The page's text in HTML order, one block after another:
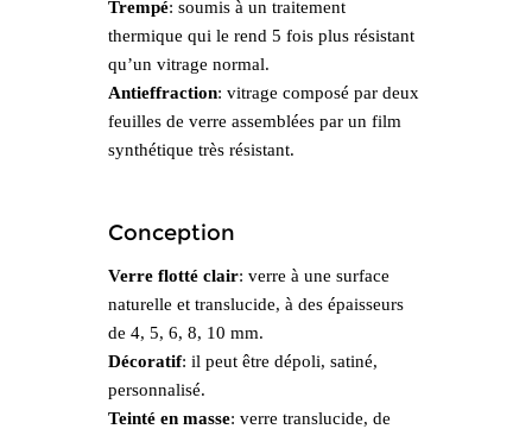
Trempé: soumis à un traitement
thermique qui le rend 5 fois plus résistant
qu’un vitrage normal.
Antieffraction: vitrage composé par deux
feuilles de verre assemblées par un film
synthétique très résistant.
Conception
Verre flotté clair: verre à une surface
naturelle et translucide, à des épaisseurs
de 4, 5, 6, 8, 10 mm.
Décoratif: il peut être dépoli, satiné,
personnalisé.
Teinté en masse: verre translucide, de